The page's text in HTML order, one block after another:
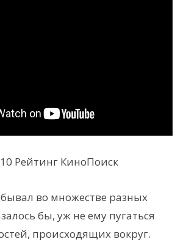
Рейтинг КиноПоиск
во множестве разных
бы, уж не ему пугаться
происходящих вокруг.